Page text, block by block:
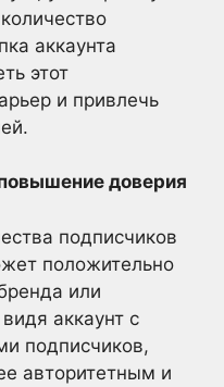
аккаунта
этот
и привлечь
доверия
подписчиков
положительно
или
аккаунт с
подписчиков,
авторитетным и